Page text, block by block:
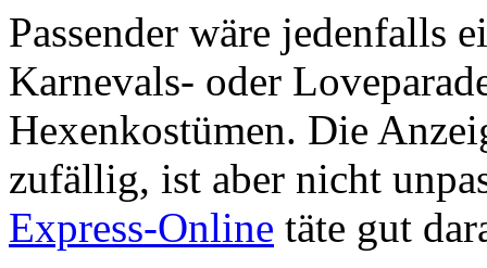
Passender wäre jedenfalls
Karnevals- oder
Hexenkostümen. Die
zufällig, ist aber nicht
Express-Online täte gut